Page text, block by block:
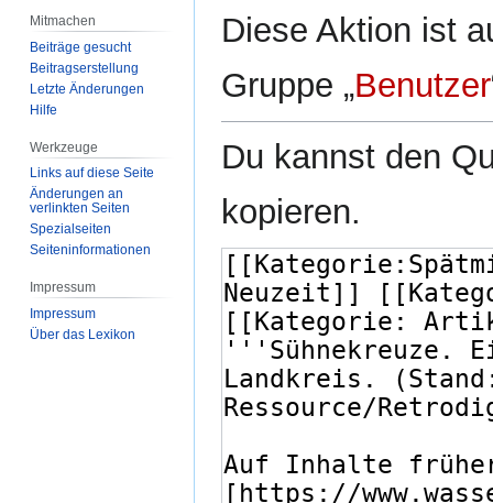
Diese Aktion ist
Gruppe „Benutzer
Du kannst den
kopieren.
Mitmachen
Beiträge gesucht
Beitragserstellung
Letzte Änderungen
Hilfe
Werkzeuge
Links auf diese Seite
Änderungen an
verlinkten Seiten
Spezialseiten
Seiten­­informationen
Impressum
Impressum
Über das Lexikon